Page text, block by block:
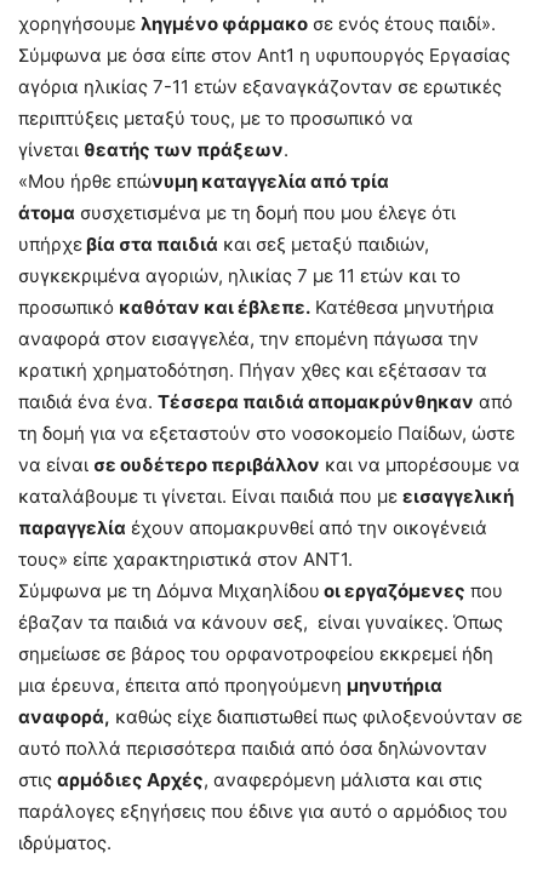
χορηγήσουμε ληγμένο φάρμακο σε ενός έτους παιδί».
Σύμφωνα με όσα είπε στον Αnt1 η υφυπουργός Εργασίας
αγόρια ηλικίας 7-11 ετών εξαναγκάζονταν σε ερωτικές
περιπτύξεις μεταξύ τους, με το προσωπικό να
γίνεται θεατής των πράξεων.
«Μου ήρθε επώνυμη καταγγελία από τρία
άτομα συσχετισμένα με τη δομή που μου έλεγε ότι
υπήρχεβία στα παιδιά και σεξ μεταξύ παιδιών,
συγκεκριμένα αγοριών, ηλικίας 7 με 11 ετών και το
προσωπικό καθόταν και έβλεπε. Κατέθεσα μηνυτήρια
αναφορά στον εισαγγελέα, την επομένη πάγωσα την
κρατική χρηματοδότηση. Πήγαν χθες και εξέτασαν τα
παιδιά ένα ένα. Τέσσερα παιδιά απομακρύνθηκαν από
τη δομή για να εξεταστούν στο νοσοκομείο Παίδων, ώστε
να είναι σε ουδέτερο περιβάλλον και να μπορέσουμε να
καταλάβουμε τι γίνεται. Είναι παιδιά που με εισαγγελική
παραγγελία έχουν απομακρυνθεί από την οικογένειά
τους» είπε χαρακτηριστικά στον ΑΝΤ1.
Σύμφωνα με τη Δόμνα Μιχαηλίδου οι εργαζόμενες που
έβαζαν τα παιδιά να κάνουν σεξ, είναι γυναίκες. Όπως
σημείωσε σε βάρος του ορφανοτροφείου εκκρεμεί ήδη
μια έρευνα, έπειτα από προηγούμενη μηνυτήρια
αναφορά, καθώς είχε διαπιστωθεί πως φιλοξενούνταν σε
αυτό πολλά περισσότερα παιδιά από όσα δηλώνονταν
στις αρμόδιες Αρχές, αναφερόμενη μάλιστα και στις
παράλογες εξηγήσεις που έδινε για αυτό ο αρμόδιος του
ιδρύματος.